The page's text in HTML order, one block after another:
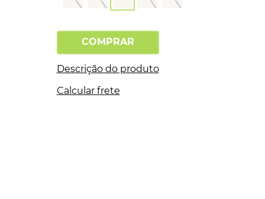
COMPRAR
Descrição do produto
Calcular frete